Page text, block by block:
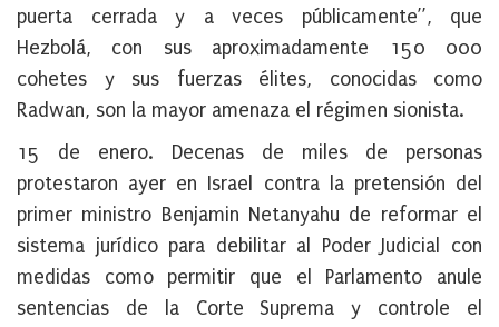
puerta cerrada y a veces públicamente”, que
Hezbolá, con sus aproximadamente 150 000
cohetes y sus fuerzas élites, conocidas como
Radwan, son la mayor amenaza el régimen sionista.
15 de enero. Decenas de miles de personas
protestaron ayer en Israel contra la pretensión del
primer ministro Benjamin Netanyahu de reformar el
sistema jurídico para debilitar al Poder Judicial con
medidas como permitir que el Parlamento anule
sentencias de la Corte Suprema y controle el